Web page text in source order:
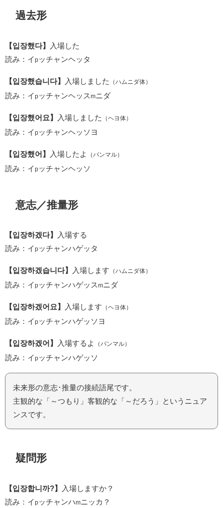
過去形
【입장했다】
入場した
読み：イpッチャンヘッタ
【입장했습니다】 入場しました （ハムニダ体）
読み：イpッチャンヘッス m ニダ
【입장했어요】 入場しました （ヘヨ体）
読み：イpッチャンヘッソヨ
【입장했어】 入場したよ （パンマル）
読み：イpッチャンヘッソ
意志／推量形
【입장하겠다】
入場する
読み：イpッチャンハゲッタ
【입장하겠습니다】 入場します （ハムニダ体）
読み：イpッチャンハゲッスmニダ
【입장하겠어요】 入場します （ヘヨ体）
読み：イpッチャンハゲッソヨ
【입장하겠어】 入場するよ （パンマル）
読み：イpッチャンハゲッソ
未来形の意志･推量の接続語尾です。
主観的な「～つもり」客観的な「～だろう」というニュア
ンスです。
疑問形
【입장합니까?】
入場しますか？
読み：イpッチャンハm ニッカ？